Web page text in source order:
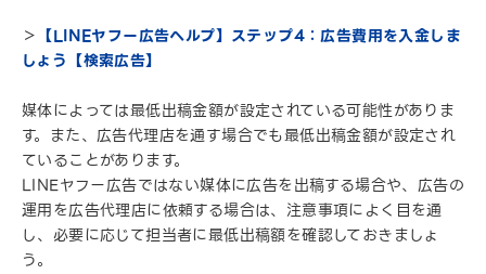
＞ 【LINEヤフー広告ヘルプ】ステップ4：広告費用を入金しま
しょう【検索広告】
媒体によっては最低出稿金額が設定されている可能性がありま
す。また、広告代理店を通す場合でも最低出稿金額が設定され
ていることがあります。
LINEヤフー広告ではない媒体に広告を出稿する場合や、広告の
運用を広告代理店に依頼する場合は、注意事項によく目を通
し、必要に応じて担当者に最低出稿額を確認しておきましょ
う。